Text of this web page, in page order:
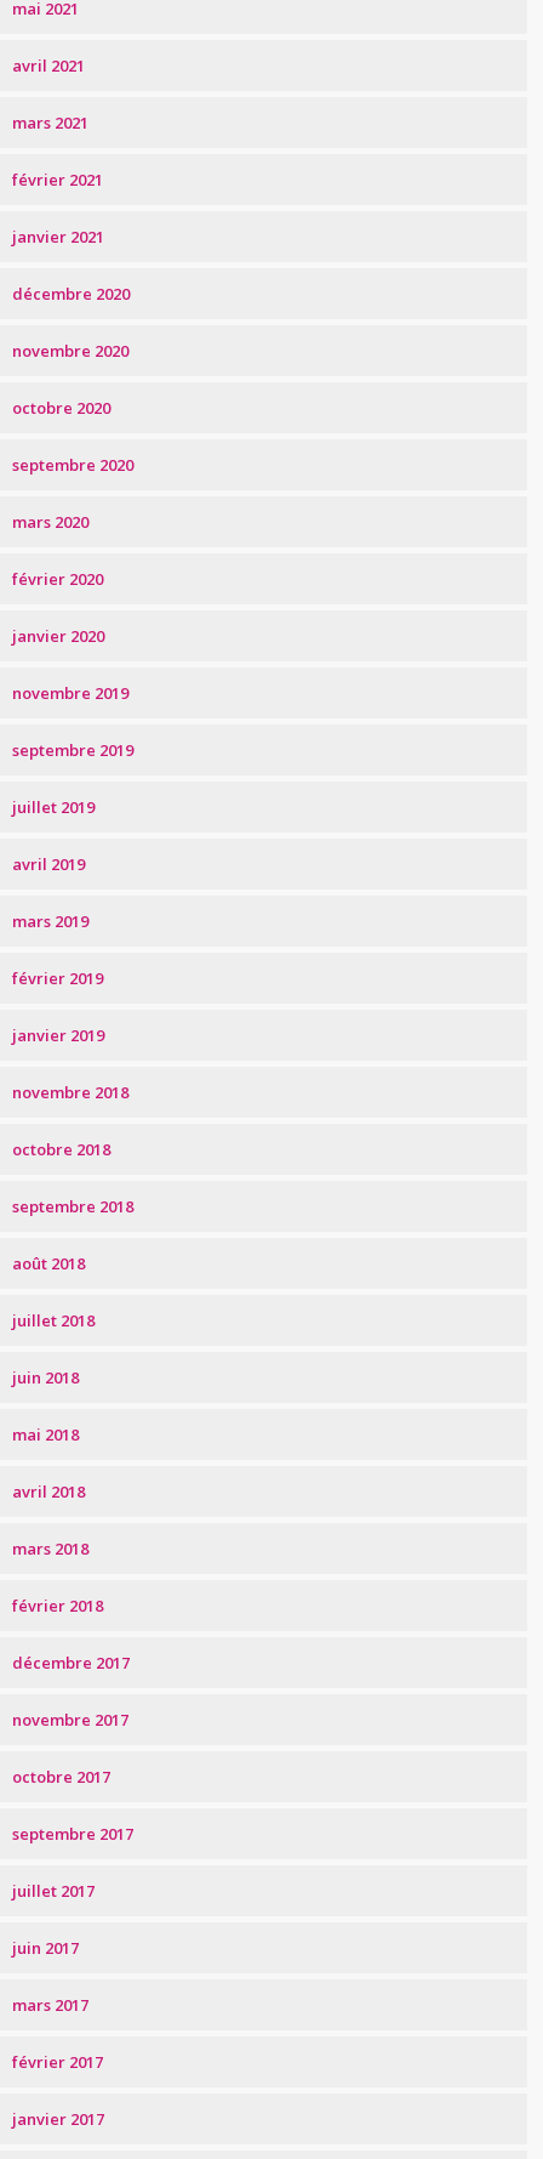
mai 2021
avril 2021
mars 2021
février 2021
janvier 2021
décembre 2020
novembre 2020
octobre 2020
septembre 2020
mars 2020
février 2020
janvier 2020
novembre 2019
septembre 2019
juillet 2019
avril 2019
mars 2019
février 2019
janvier 2019
novembre 2018
octobre 2018
septembre 2018
août 2018
juillet 2018
juin 2018
mai 2018
avril 2018
mars 2018
février 2018
décembre 2017
novembre 2017
octobre 2017
septembre 2017
juillet 2017
juin 2017
mars 2017
février 2017
janvier 2017